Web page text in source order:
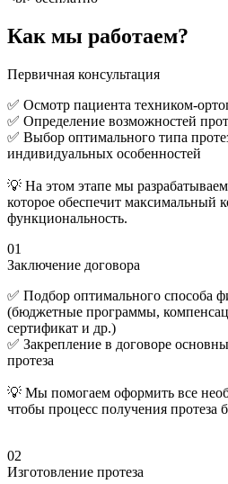
Как мы работаем?
Первичная консультация
✅ Осмотр пациента техником-
✅ Определение возможностей
✅ Выбор оптимального типа
индивидуальных особенностей
💡 На этом этапе мы
которое обеспечит максимальный
функциональность.
01
Заключение договора
✅ Подбор оптимального способа
(бюджетные программы,
сертификат и др.)
✅ Закрепление в договоре
протеза
💡 Мы помогаем оформить все
чтобы процесс получения
02
Изготовление протеза